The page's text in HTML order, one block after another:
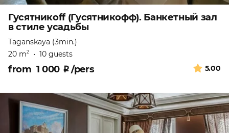
Гусятникоff (Гусятникофф). Банкетный зал
в стиле усадьбы
Taganskaya (3min.)
20 m2 • 10 guests
5.00
from 1 000 ₽/pers